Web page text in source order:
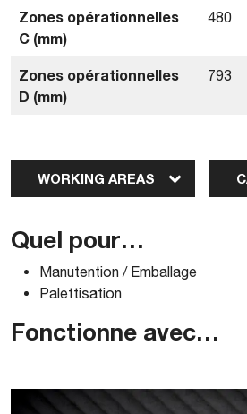
Zones opérationnelles
C (mm)
480
Zones opérationnelles
D (mm)
793
WORKING AREAS
Quel pour…
Manutention / Emballage
Palettisation
Fonctionne avec…